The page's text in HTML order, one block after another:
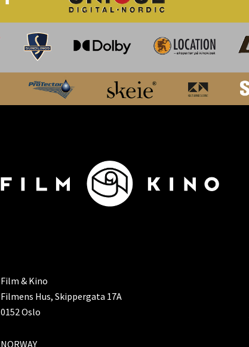
Film & Kino
Filmens Hus, Skippergata 17A
0152 Oslo
NORWAY